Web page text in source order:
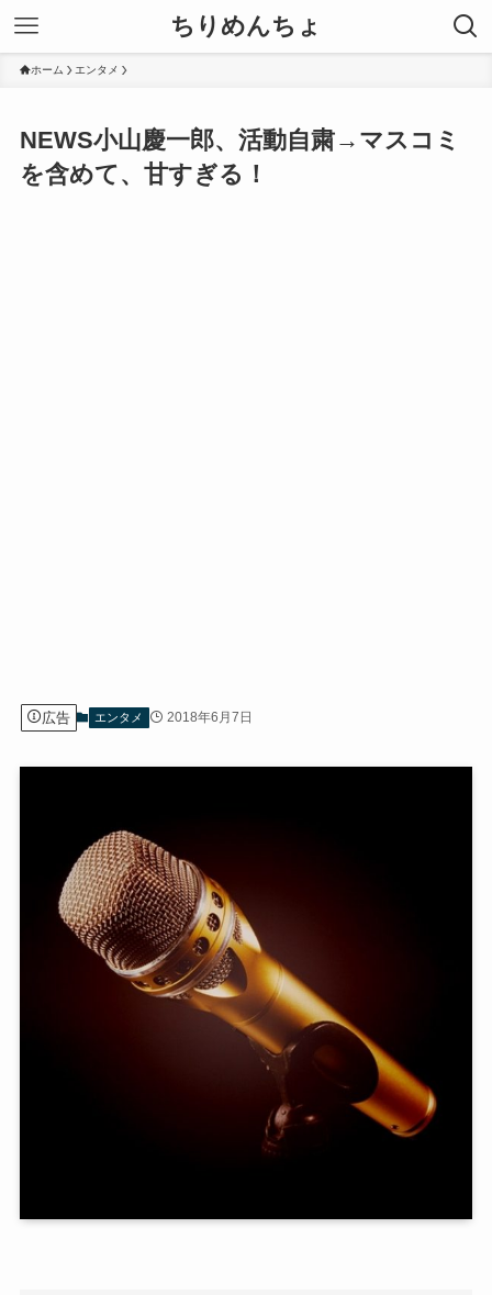
ちりめんちょ
ホーム エンタメ
NEWS小山慶一郎、活動自粛→マスコミ
を含めて、甘すぎる！
広告 エンタメ 2018年6月7日